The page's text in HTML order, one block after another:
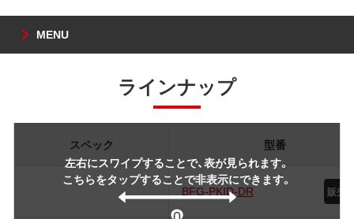
MENU
ラインナップ
左右にスワイプすることで、表が見られます。
こちらをタップすることで非表示にできます。
スペック 型番
BFG-PKID-DR